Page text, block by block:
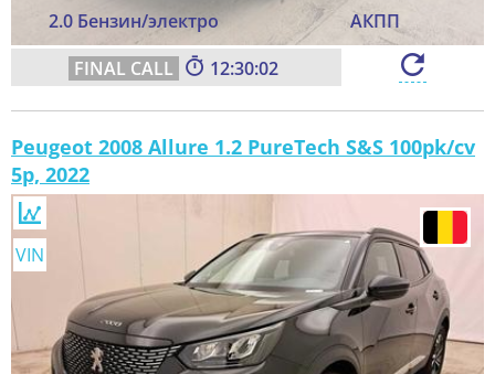
2.0 Бензин/электро
АКПП
12:30:00
Peugeot 2008 Allure 1.2 PureTech S&S 100pk/cv
5p, 2022
VIN